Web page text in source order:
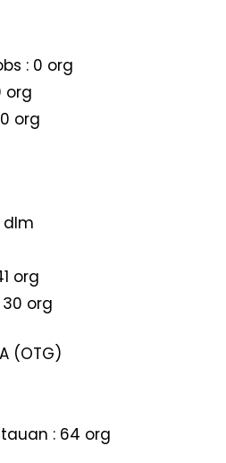
: 0 org
org
org
dlm
org
org
(OTG)
: 64 org